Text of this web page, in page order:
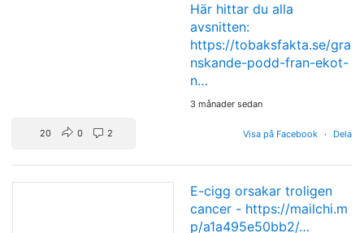
Här hittar du alla
avsnitten:
https://tobaksfakta.se/gra
nskande-podd-fran-ekot-
n…
3 månader sedan
Visa på Facebook · Dela
20 0 2
E-cigg orsakar troligen
cancer - https://mailchi.m
p/a1a495e50bb2/…